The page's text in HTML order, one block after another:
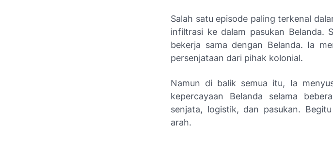
Salah satu episode paling terkenal
infiltrasi ke dalam pasukan Belanda.
bekerja sama dengan Belanda. Ia
persenjataan dari pihak kolonial.
Namun di balik semua itu, Ia
kepercayaan Belanda selama
senjata, logistik, dan pasukan.
arah.